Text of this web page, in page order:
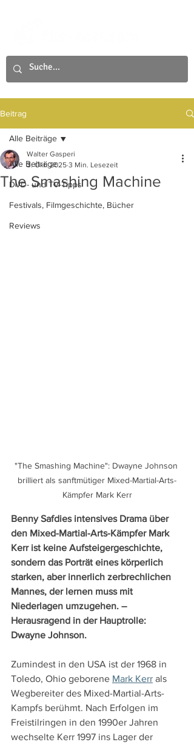
Beitrag
Alle Beiträge
DVD- und TV-Tipps
Festivals, Filmgeschichte, Bücher
Reviews
Alle Beiträge
The Smashing Machine
Walter Gasperi
3. Okt. 2025 3 Min. Lesezeit
"The Smashing Machine": Dwayne Johnson
brilliert als sanftmütiger Mixed-Martial-Arts-
Kämpfer Mark Kerr
Benny Safdies intensives Drama über
den Mixed-Martial-Arts-Kämpfer Mark
Kerr ist keine Aufsteigergeschichte,
sondern das Porträt eines körperlich
starken, aber innerlich zerbrechlichen
Mannes, der lernen muss mit
Niederlagen umzugehen. –
Herausragend in der Hauptrolle:
Dwayne Johnson.
Zumindest in den USA ist der 1968 in
Toledo, Ohio geborene Mark Kerr als
Wegbereiter des Mixed-Martial-Arts-
Kampfs berühmt. Nach Erfolgen im
Freistilringen in den 1990er Jahren
wechselte Kerr 1997 ins Lager der